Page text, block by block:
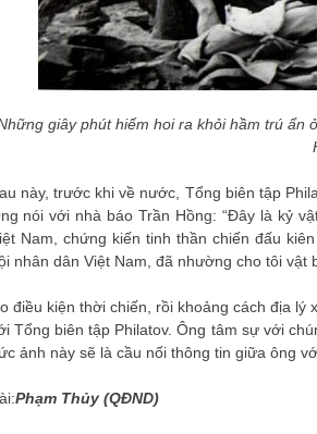
giây phút hiếm hoi ra khỏi hầm trú ẩn
này, trước khi về nước, Tổng biên tập
nói với nhà báo Trần Hồng: “Đây là kỷ
Nam, chứng kiến tinh thần chiến đấu
nhân dân Việt Nam, đã nhường cho tôi vật
điều kiện thời chiến, rồi khoảng cách địa
Tổng biên tập Philatov. Ông tâm sự với
ảnh này sẽ là cầu nối thông tin giữa ông
Phạm Thủy (QĐND)